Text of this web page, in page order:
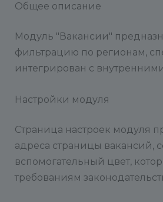
Общее описание
Модуль "Вакансии"
фильтрацию по регионам,
интегрирован с
Настройки модуля
Страница настроек модуля
адреса страницы вакансий,
вспомогательный цвет,
требованиям